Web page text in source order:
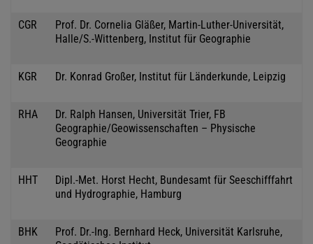
CGR
Prof. Dr. Cornelia Gläßer, Martin-Luther-Universität,
Halle/S.-Wittenberg, Institut für Geographie
KGR Dr. Konrad Großer, Institut für Länderkunde, Leipzig
RHA
Dr. Ralph Hansen, Universität Trier, FB
Geographie/Geowissenschaften – Physische
Geographie
HHT
Dipl.-Met. Horst Hecht, Bundesamt für Seeschifffahrt
und Hydrographie, Hamburg
BHK
Prof. Dr.-Ing. Bernhard Heck, Universität Karlsruhe,